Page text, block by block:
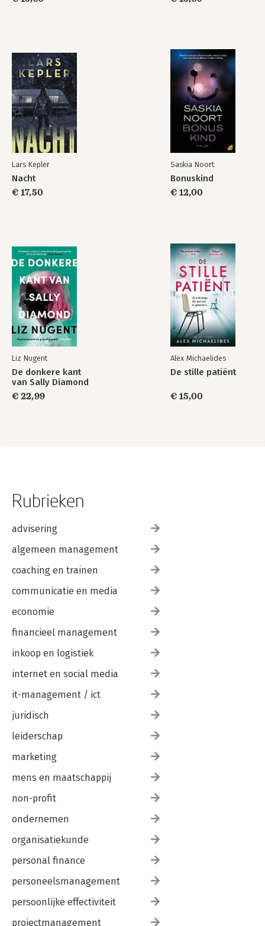
Lars Kepler
Nacht
€ 17,50
Saskia Noort
Bonuskind
€ 12,00
Liz Nugent
De donkere kant
van Sally Diamond
€ 22,99
Alex Michaelides
De stille patiënt
€ 15,00
Rubrieken
advisering
algemeen management
coaching en trainen
communicatie en media
economie
financieel management
inkoop en logistiek
internet en social media
it-management / ict
juridisch
leiderschap
marketing
mens en maatschappij
non-profit
ondernemen
organisatiekunde
personal finance
personeelsmanagement
persoonlijke effectiviteit
projectmanagement